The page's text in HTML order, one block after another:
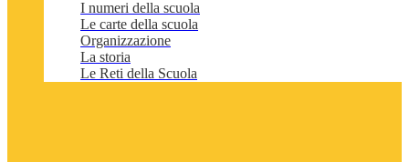
I numeri della scuola
Le carte della scuola
Organizzazione
La storia
Le Reti della Scuola